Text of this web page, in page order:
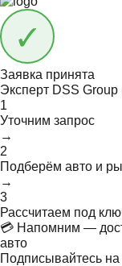
Заявка принята
Эксперт DSS Group
1
Уточним запрос
→
2
Подберём авто и
→
3
Рассчитаем под
💳 Напомним —
авто
Подписывайтесь